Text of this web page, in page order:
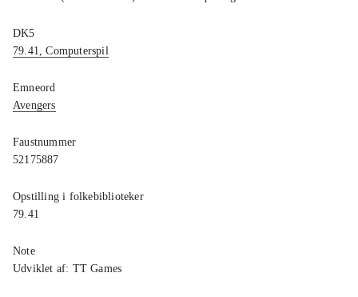
DK5
79.41, Computerspil
Emneord
Avengers
Faustnummer
52175887
Opstilling i folkebiblioteker
79.41
Note
Udviklet af: TT Games